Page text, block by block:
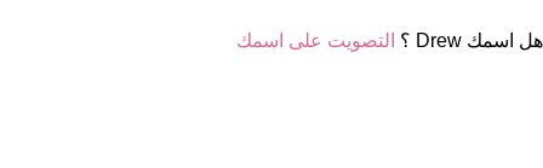
هل اسمك Drew ؟ التصويت على اسمك